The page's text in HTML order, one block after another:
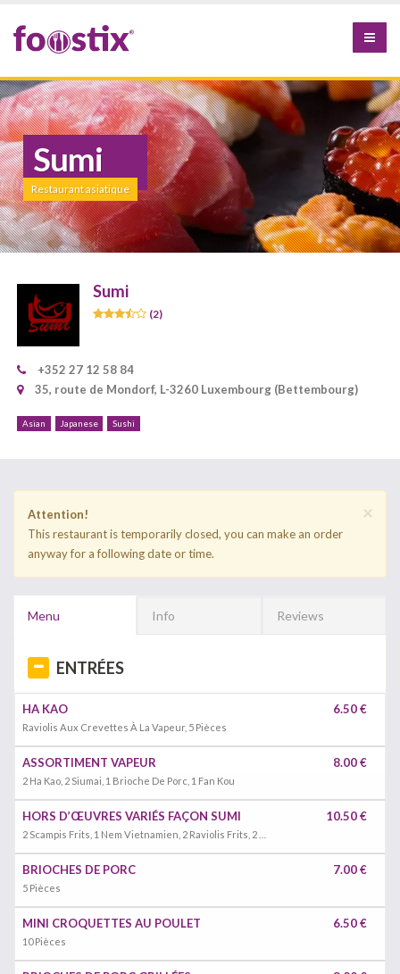
Sumi
Restaurant asiatique
Sumi
(2)
+352 27 12 58 84
35, route de Mondorf, L-3260 Luxembourg (Bettembourg)
Asian Japanese Sushi
×
Attention!
This restaurant is temporarily closed, you can make an order
anyway for a following date or time.
Menu Info Reviews
ENTRÉES
HA KAO
Raviolis Aux Crevettes À La Vapeur, 5 Pièces
6.50 €
ASSORTIMENT VAPEUR
2 Ha Kao, 2 Siumai, 1 Brioche De Porc, 1 Fan Kou
8.00 €
HORS D’ŒUVRES VARIÉS FAÇON SUMI 10.50 €
BRIOCHES DE PORC
5 Pièces
7.00 €
MINI CROQUETTES AU POULET
10 Pièces
6.50 €